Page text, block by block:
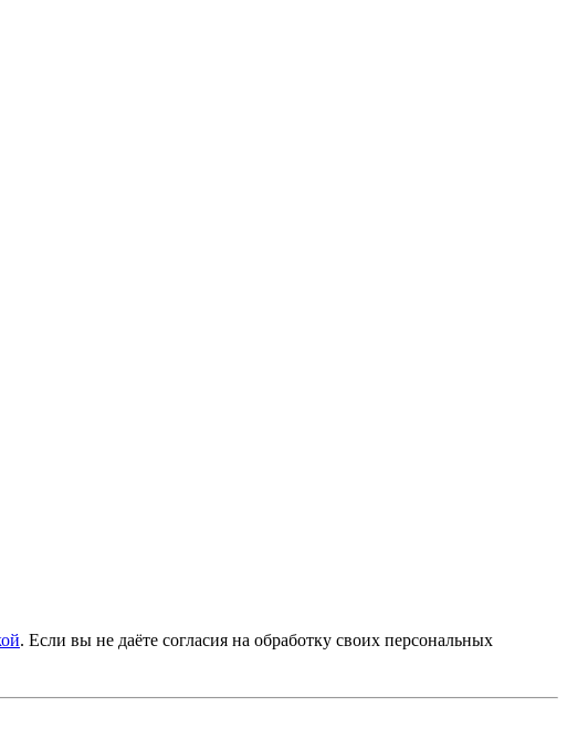
. Если вы не даёте согласия на обработку своих персональных